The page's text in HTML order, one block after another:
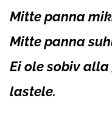
Mitte panna
Mitte panna
Ei ole sobiv
lastele.